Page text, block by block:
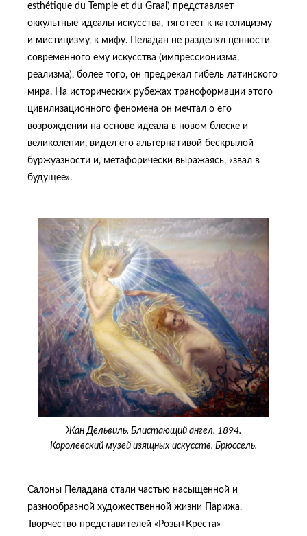
esthétique du Temple et du Graal) представляет
оккультные идеалы искусства, тяготеет к католицизму
и мистицизму, к мифу. Пеладан не разделял ценности
современного ему искусства (импрессионизма,
реализма), более того, он предрекал гибель латинского
мира. На исторических рубежах трансформации этого
цивилизационного феномена он мечтал о его
возрождении на основе идеала в новом блеске и
великолепии, видел его альтернативой бескрылой
буржуазности и, метафорически выражаясь, «звал в
будущее».
Жан Дельвиль. Блистающий ангел. 1894.
Королевский музей изящных искусств, Брюссель.
Салоны Пеладана стали частью насыщенной и
разнообразной художественной жизни Парижа.
Творчество представителей «Розы+Креста»